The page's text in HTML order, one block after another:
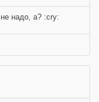
надо, а? :cry: